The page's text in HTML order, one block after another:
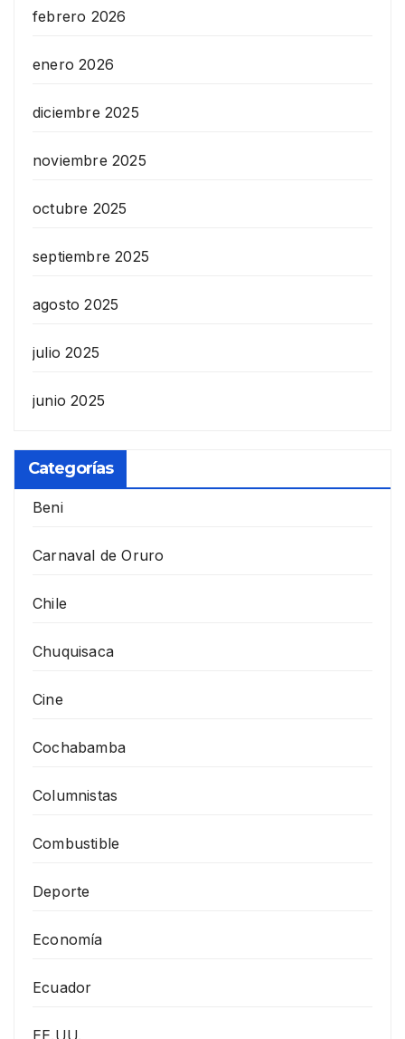
febrero 2026
enero 2026
diciembre 2025
noviembre 2025
octubre 2025
septiembre 2025
agosto 2025
julio 2025
junio 2025
Categorías
Beni
Carnaval de Oruro
Chile
Chuquisaca
Cine
Cochabamba
Columnistas
Combustible
Deporte
Economía
Ecuador